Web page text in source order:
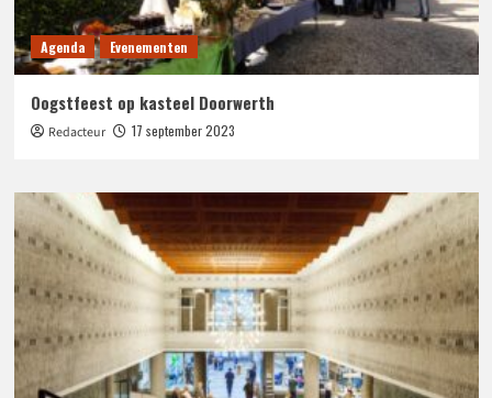
Agenda Evenementen
Oogstfeest op kasteel Doorwerth
Redacteur 17 september 2023